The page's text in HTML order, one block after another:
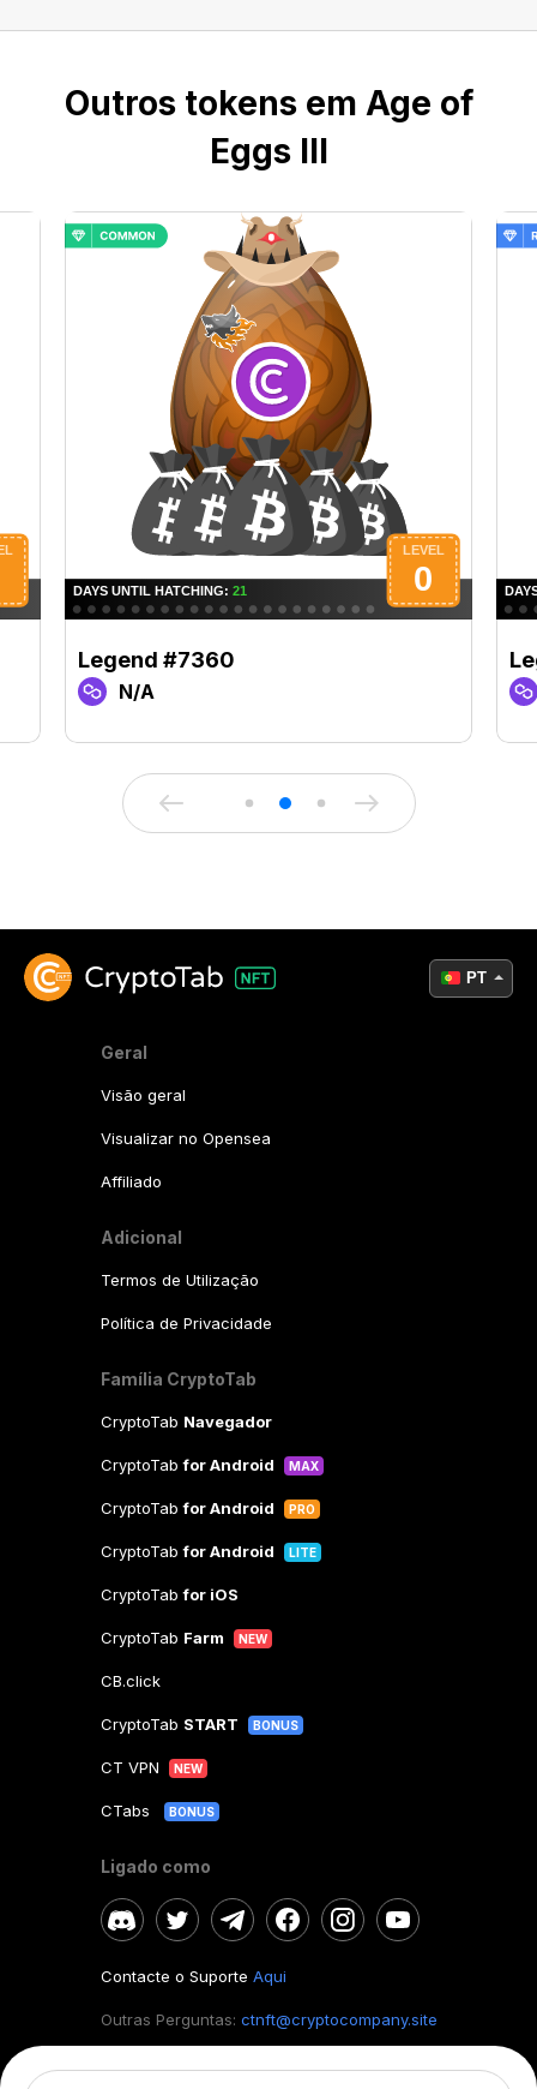
Outros tokens em Age of
Eggs III
Legend #7360
N/A
Geral
Visão geral
Visualizar no Opensea
Affiliado
Adicional
Termos de Utilização
Política de Privacidade
Família CryptoTab
CryptoTab Navegador
CryptoTabfor Android MAX
CryptoTabfor Android PRO
CryptoTabfor Android LITE
CryptoTabfor iOS
CryptoTab Farm NEW
CB.click
CryptoTab START BONUS
CT VPN NEW
CTabs BONUS
Ligado como
Contacte o Suporte Aqui
Outras Perguntas: ctnft@cryptocompany.site
PT